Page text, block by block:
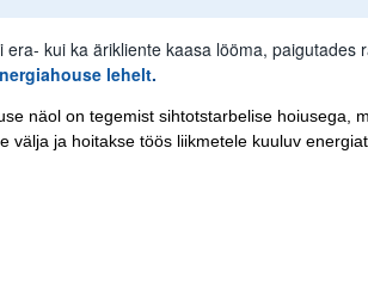
era- kui ka ärikliente kaasa lööma, paigutades
lehelt.
näol on tegemist sihtotstarbelise hoiusega,
välja ja hoitakse töös liikmetele kuuluv